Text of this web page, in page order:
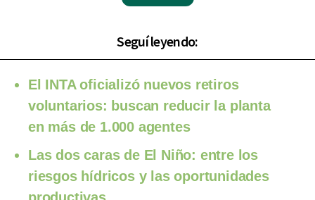
Seguí leyendo:
El INTA oficializó nuevos retiros
voluntarios: buscan reducir la planta
en más de 1.000 agentes
Las dos caras de El Niño: entre los
riesgos hídricos y las oportunidades